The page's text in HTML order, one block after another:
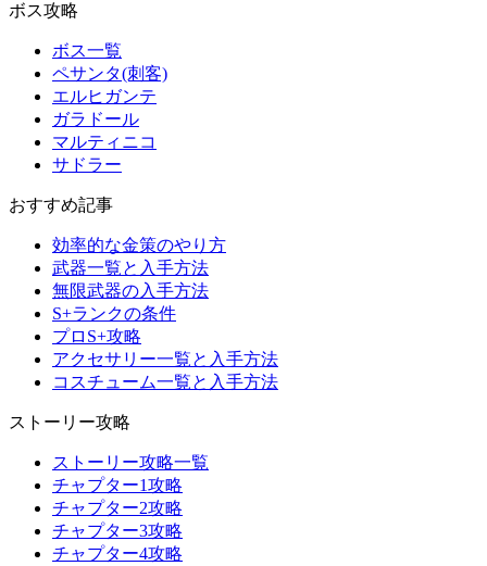
ボス攻略
ボス一覧
ペサンタ(刺客)
エルヒガンテ
ガラドール
マルティニコ
サドラー
おすすめ記事
効率的な金策のやり方
武器一覧と入手方法
無限武器の入手方法
S+ランクの条件
プロS+攻略
アクセサリー一覧と入手方法
コスチューム一覧と入手方法
ストーリー攻略
ストーリー攻略一覧
チャプター1攻略
チャプター2攻略
チャプター3攻略
チャプター4攻略